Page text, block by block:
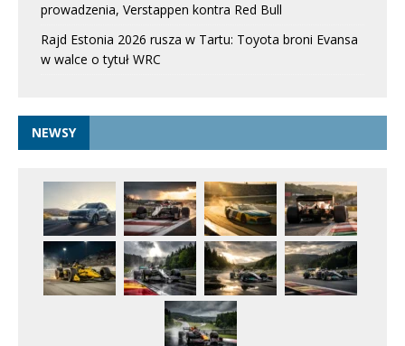
prowadzenia, Verstappen kontra Red Bull
Rajd Estonia 2026 rusza w Tartu: Toyota broni Evansa
w walce o tytuł WRC
NEWSY